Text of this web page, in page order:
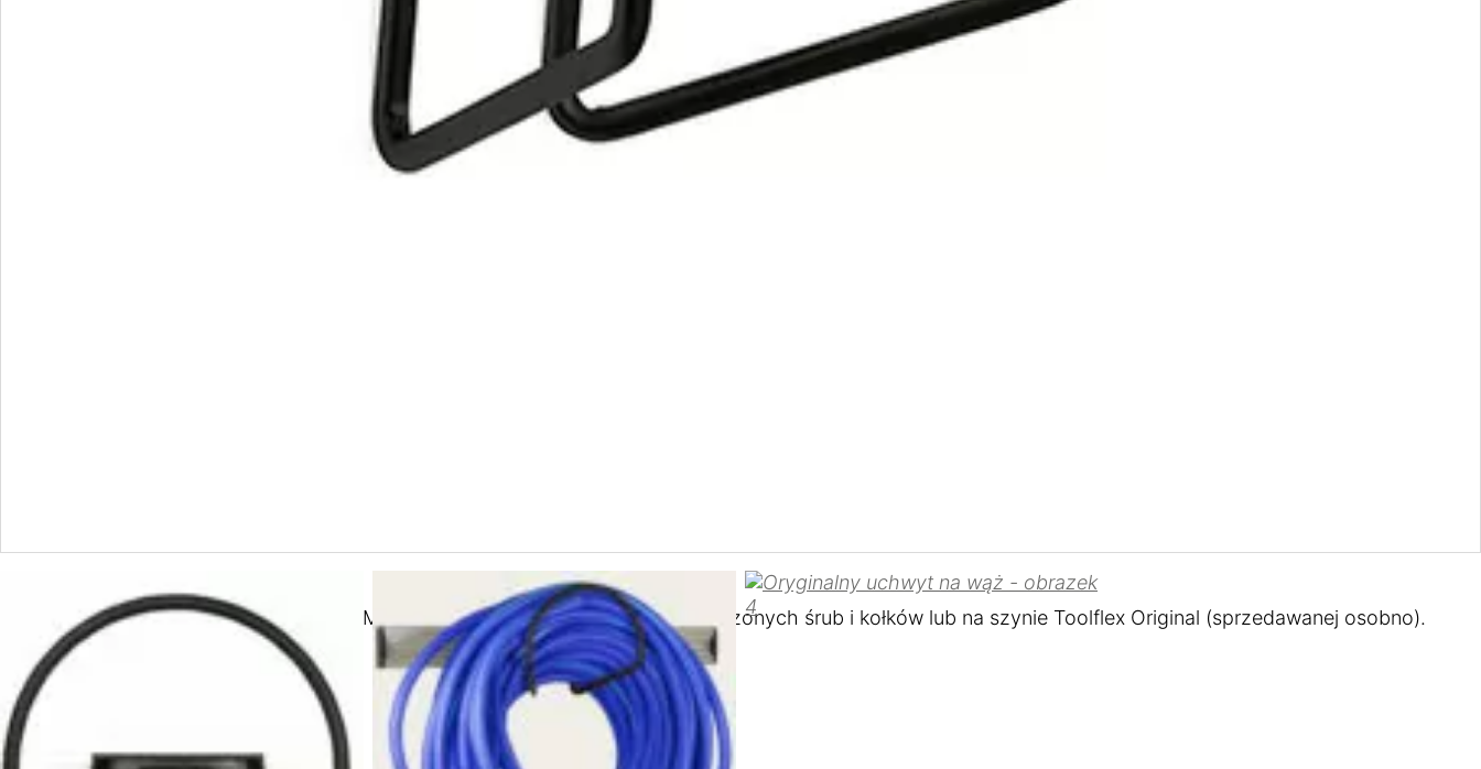
Uchwyt do zawieszania węży, kabli itp. Montowany na ścianie za pomocą dołączonych śrub i kołków lub na szynie Toolflex Original (sprzedawanej osobno).
340-7-1
Kategoria:
FIND A DEALER